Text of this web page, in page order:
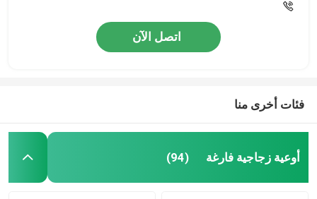
اتصل الآن
فئات أخرى منا
أوعية زجاجية فارغة (94)